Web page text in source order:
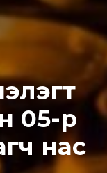
05-р
нac